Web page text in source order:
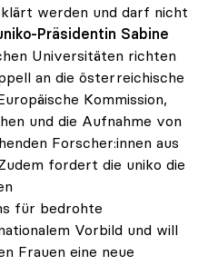
werden und darf nicht
Präsidentin Sabine
Universitäten richten
an die österreichische
Kommission,
und die Aufnahme von
Forscher:innen aus
fordert die uniko die
für bedrohte
Vorbild und will
Frauen eine neue